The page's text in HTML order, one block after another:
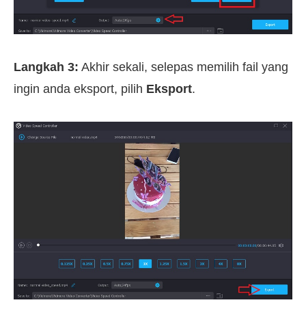
Langkah 3: Akhir sekali, selepas memilih fail yang
ingin anda eksport, pilih Eksport.